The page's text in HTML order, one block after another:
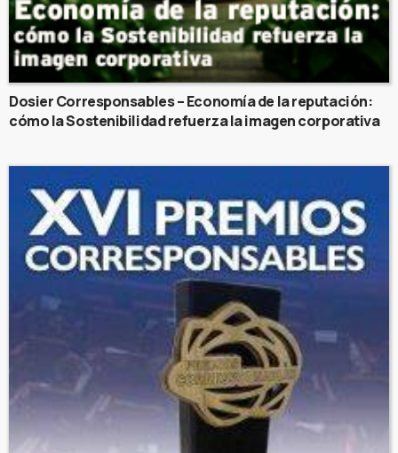
Dosier Corresponsables – Economía de la reputación:
cómo la Sostenibilidad refuerza la imagen corporativa